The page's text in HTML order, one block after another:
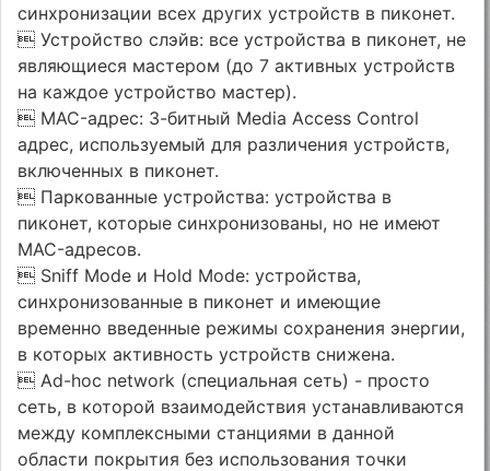
синхронизации всех других устройств в пиконет.
 Устройство слэйв: все устройства в пиконет, не
являющиеся мастером (до 7 активных устройств
на каждое устройство мастер).
 MAC-адрес: 3-битный Media Access Control
адрес, используемый для различения устройств,
включенных в пиконет.
 Паркованные устройства: устройства в
пиконет, которые синхронизованы, но не имеют
MAC-адресов.
 Sniff Mode и Hold Mode: устройства,
синхронизованные в пиконет и имеющие
временно введенные режимы сохранения энергии,
в которых активность устройств снижена.
 Ad-hoc network (специальная сеть) - просто
сеть, в которой взаимодействия устанавливаются
между комплексными станциями в данной
области покрытия без использования точки